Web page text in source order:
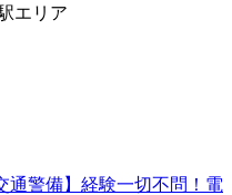
エリア
通警備】経験一切不問！電